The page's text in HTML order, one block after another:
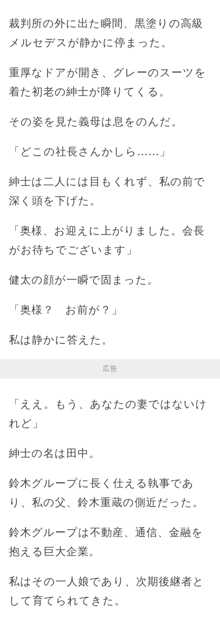
裁判所の外に出た瞬間、黒塗りの高級
メルセデスが静かに停まった。
重厚なドアが開き、グレーのスーツを
着た初老の紳士が降りてくる。
その姿を見た義母は息をのんだ。
「どこの社長さんかしら……」
紳士は二人には目もくれず、私の前で
深く頭を下げた。
「奥様、お迎えに上がりました。会長
がお待ちでございます」
健太の顔が一瞬で固まった。
「奥様？ お前が？」
私は静かに答えた。
広告
「ええ。もう、あなたの妻ではないけ
れど」
紳士の名は田中。
鈴木グループに長く仕える執事であ
り、私の父、鈴木重蔵の側近だった。
鈴木グループは不動産、通信、金融を
抱える巨大企業。
私はその一人娘であり、次期後継者と
して育てられてきた。